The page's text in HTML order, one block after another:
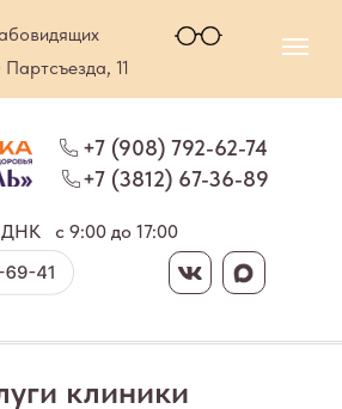
+7 (3812) 67-36-89
+7 (908) 792-62-74
c 9:00 до 17:00
ДНК
11
клиники